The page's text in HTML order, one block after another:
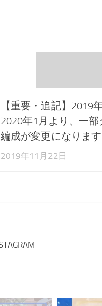
【重要・追記】2019
2020年1月より、一部
編成が変更になります
2019年11月22日